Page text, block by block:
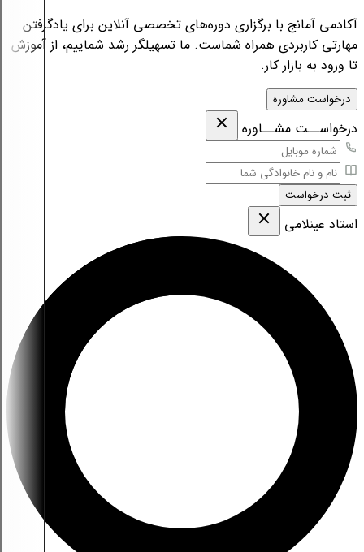
آکادمی آمانج با برگزاری دوره‌های تخصصی آنلاین برای یادگرفتن
مهارتی کاربردی همراه شماست. ما تسهیلگر رشد شماییم، از آموزش
تا ورود به بازار کار.
درخواست مشاوره
درخواســت مشــاوره
ثبت درخواست
استاد عینلامی